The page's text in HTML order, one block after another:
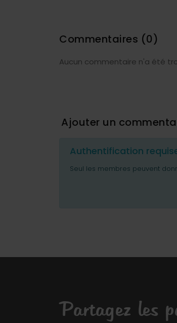
Commentaires (0)
Aucun commentaire n'a été
Ajouter un
Authentification
Seul les membres peuvent
Partagez les